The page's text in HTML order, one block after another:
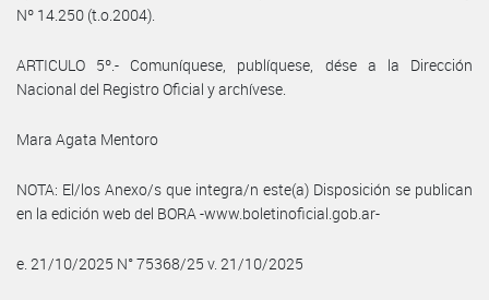
Nº 14.250 (t.o.2004).
ARTICULO 5º.- Comuníquese, publíquese, dése a la Dirección
Nacional del Registro Oficial y archívese.
Mara Agata Mentoro
NOTA: El/los Anexo/s que integra/n este(a) Disposición se publican
en la edición web del BORA -www.boletinoficial.gob.ar-
e. 21/10/2025 N° 75368/25 v. 21/10/2025